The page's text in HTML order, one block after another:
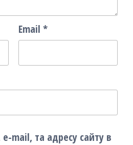
Email *
mail, та адресу сайту в